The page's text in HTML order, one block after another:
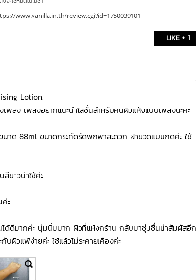
www.vanilla.in.th/review.cgi?id=1750039101
LIKE + 1
Lotion.
เพลง เพลงอยากแนะนำโลชั่นสำหรับคนผิวแห้งแบบเพลงนะคะ
าด 88ml ขนาดกระทัดรัดพกพาสะดวก ฝาขวดแบบกดค่ะ ใช้
สีขาวน่าใช้ค่ะ
ะ
ได้ดีมากค่ะ นุ่มนิ่มมาก ผิวที่แห้งกร้าน กลับมาชุ่มชื่นน่าสัมผัสอีก
บผิวแพ้ง่ายค่ะ ใช้แล้วไม่ระคายเคืองค่ะ